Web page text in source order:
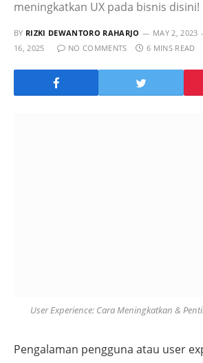
meningkatkan UX pada bisnis disini!
BY RIZKI DEWANTORO RAHARJO MAY 2, 2023
16, 2025
NO COMMENTS 6 MINS READ
User Experience: Cara Meningkatkan &
Pengalaman pengguna atau user